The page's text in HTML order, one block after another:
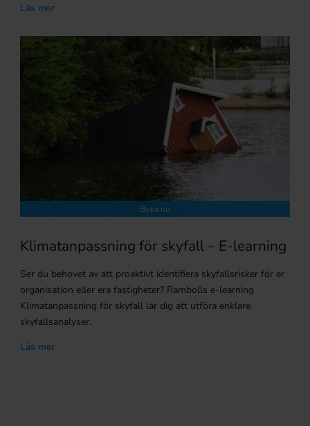
Läs mer
Boka nu
Klimatanpassning för skyfall – E-learning
Ser du behovet av att proaktivt identifiera skyfallsrisker för er
organisation eller era fastigheter? Rambolls e-learning
Klimatanpassning för skyfall lär dig att utföra enklare
skyfallsanalyser.
Läs mer